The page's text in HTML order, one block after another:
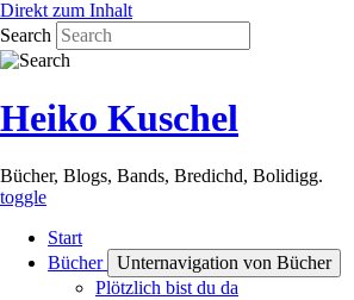
Direkt zum Inhalt
Search
Heiko Kuschel
Bücher, Blogs, Bands, Bredichd, Bolidigg.
toggle
Start
Bücher
Unternavigation von Bücher
Plötzlich bist du da